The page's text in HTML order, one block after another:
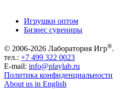
Игрушки оптом
Бизнес сувениры
© 2006-2026 Лаборатория Игр®.
тел.: +7 499 322 0023
E-mail: info@playlab.ru
Политика конфиденциальности
About us in English